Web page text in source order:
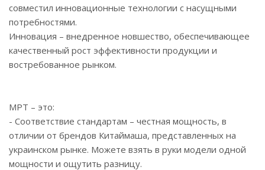
совместил инновационные технологии с насущными
потребностями.
Инновация – внедренное новшество, обеспечивающее
качественный рост эффективности продукции и
востребованное рынком.
MPT – это:
- Соответствие стандартам – честная мощность, в
отличии от брендов Китаймаша, представленных на
украинском рынке. Можете взять в руки модели одной
мощности и ощутить разницу.